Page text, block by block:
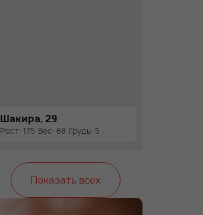
Шакира, 29
Рост: 175 Вес: 68 Грудь: 5
Показать всех